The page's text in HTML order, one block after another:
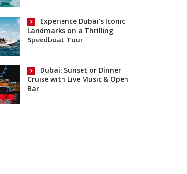
Experience Dubai's Iconic
Landmarks on a Thrilling
Speedboat Tour
Dubai: Sunset or Dinner
Cruise with Live Music & Open
Bar